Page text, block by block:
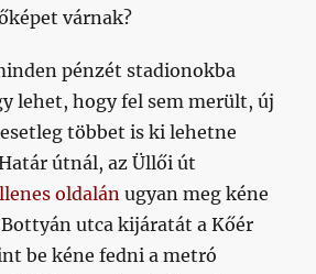
várnak?
pénzét stadionokba
lehet, hogy fel sem merült, új
többet is ki lehetne
útnál, az Üllői út
oldalán ugyan meg kéne
utca kijáratát a Kőér
be kéne fedni a metró